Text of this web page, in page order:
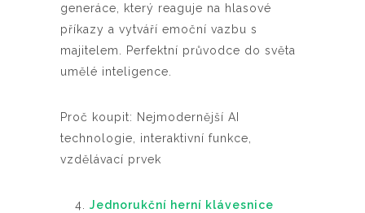
generáce, který reaguje na hlasové
příkazy a vytváří emoční vazbu s
majitelem. Perfektní průvodce do světa
umělé inteligence.
Proč koupit: Nejmodernější AI
technologie, interaktivní funkce,
vzdělávací prvek
Jednorukční herní klávesnice